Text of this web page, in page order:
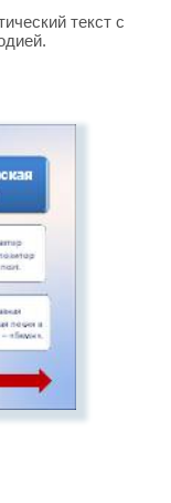
текст с